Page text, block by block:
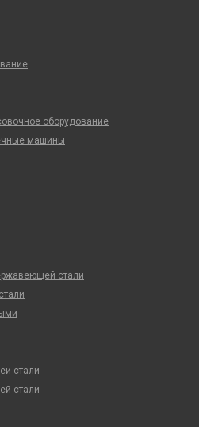
оборудование
машины
стали
стали
стали